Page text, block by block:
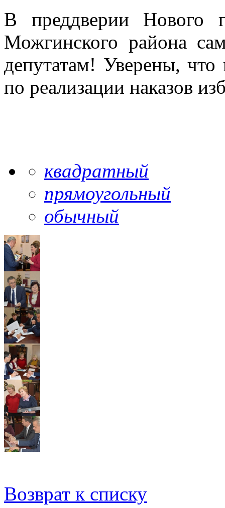
В преддверии Нового
Можгинского района
депутатам! Уверены, что
по реализации наказов
квадратный
прямоугольный
обычный
Возврат к списку